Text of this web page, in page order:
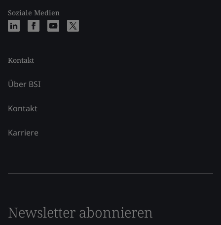
Soziale Medien
Kontakt
Über BSI
Kontakt
Karriere
Newsletter abonnieren